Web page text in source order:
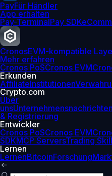
PayFür Händler
App erhalten
Pay-TerminalPay SDK
CronosEVM-kompatible
Mehr erfahren
Cronos PoSCronos EVM
Erkunden
AffiliateInstitutionen
Crypto.com
Über
unsUnternehmensnachrichten
& Registrierung
Entwickler
Cronos PoSCronos EVM
SDKMCP ServersTrading
Lernen
LernenBitcoinForschung